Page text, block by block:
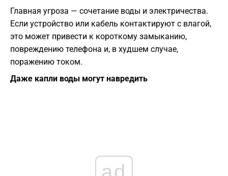
Главная угроза — сочетание воды и электричества.
Если устройство или кабель контактируют с влагой,
это может привести к короткому замыканию,
повреждению телефона и, в худшем случае,
поражению током.
Даже капли воды могут навредить